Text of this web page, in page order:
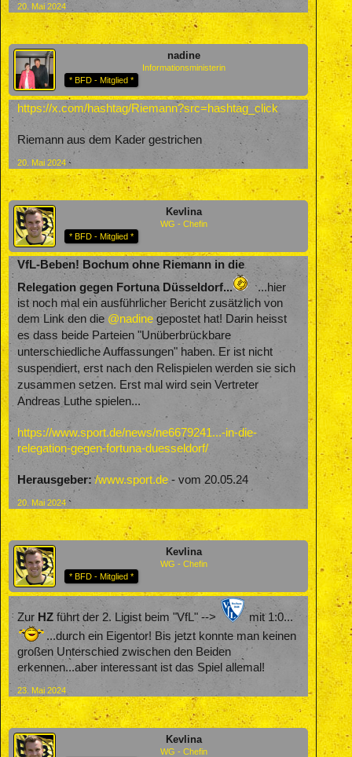
20. Mai 2024
nadine
Informationsministerin
* BFD - Mitglied *
https://x.com/hashtag/Riemann?src=hashtag_click
Riemann aus dem Kader gestrichen
20. Mai 2024
Kevlina
WG - Chefin
* BFD - Mitglied *
VfL-Beben! Bochum ohne Riemann in die
Relegation gegen Fortuna Düsseldorf...
...hier
ist noch mal ein ausführlicher Bericht zusätzlich von
dem Link den die @nadine gepostet hat! Darin heisst
es dass beide Parteien "Unüberbrückbare
unterschiedliche Auffassungen" haben. Er ist nicht
suspendiert, erst nach den Relispielen werden sie sich
zusammen setzen. Erst mal wird sein Vertreter
Andreas Luthe spielen...
https://www.sport.de/news/ne6679241...-in-die-
relegation-gegen-fortuna-duesseldorf/
Herausgeber:/www.sport.de - vom 20.05.24
20. Mai 2024
Kevlina
WG - Chefin
* BFD - Mitglied *
Zur HZ führt der 2. Ligist beim "VfL" -->
mit 1:0...
...durch ein Eigentor! Bis jetzt konnte man keinen
großen Unterschied zwischen den Beiden
erkennen...aber interessant ist das Spiel allemal!
23. Mai 2024
Kevlina
WG - Chefin